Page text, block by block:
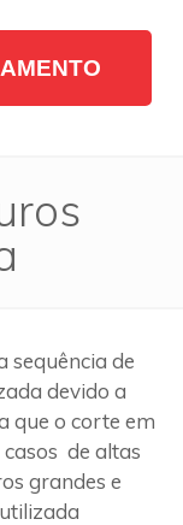
sequência de
devido a
que o corte em
de altas
grandes e